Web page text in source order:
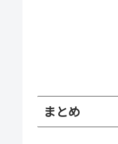
まとめ